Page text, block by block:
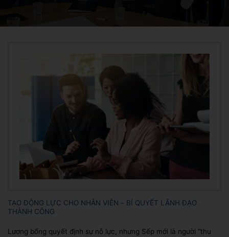
TẠO ĐỘNG LỰC CHO NHÂN VIÊN – BÍ QUYẾT LÃNH ĐẠO
THÀNH CÔNG
Lương bổng quyết định sự nỗ lực, nhưng Sếp mới là người “thu